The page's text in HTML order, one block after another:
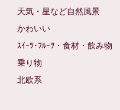
天気・星など自然風景
かわいい
ｽｲｰﾂ･ﾌﾙｰﾂ・食材・飲み物
乗り物
北欧系